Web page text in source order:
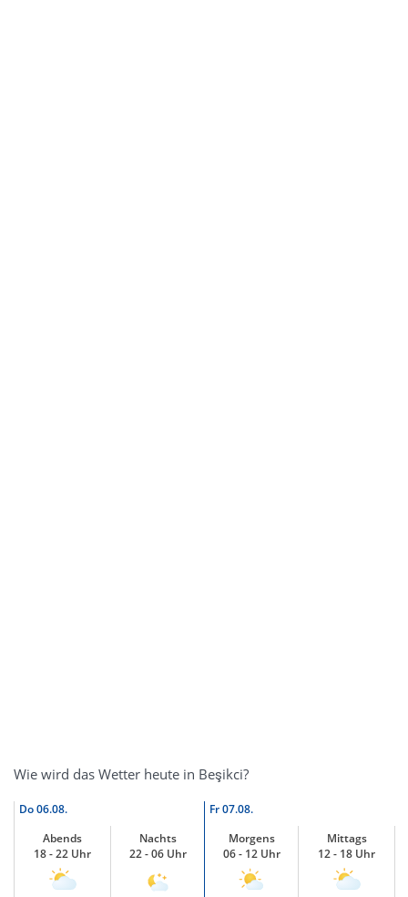
Wie wird das Wetter heute in Beşikci?
Do06.08. Fr07.08.
Abends
18 - 22 Uhr
Nachts
22 - 06 Uhr
Morgens
06 - 12 Uhr
Mittags
12 - 18 Uhr